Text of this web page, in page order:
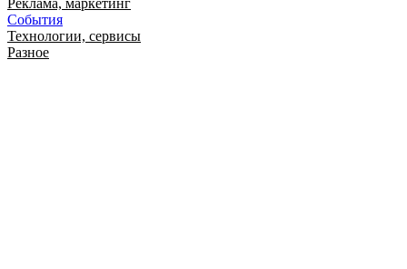
Реклама, маркетинг
События
Технологии, сервисы
Разное